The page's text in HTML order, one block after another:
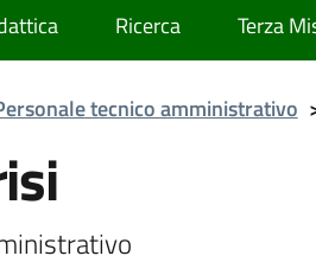
Ricerca Terza
tecnico amministrativo